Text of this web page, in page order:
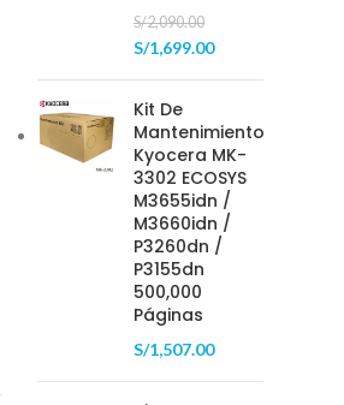
S/2,090.00
S/1,699.00
Kit De
Mantenimiento
Kyocera MK-
3302 ECOSYS
M3655idn /
M3660idn /
P3260dn /
P3155dn
500,000
Páginas
S/1,507.00